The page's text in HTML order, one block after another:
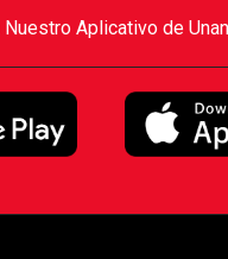
Nuestro Aplicativo de